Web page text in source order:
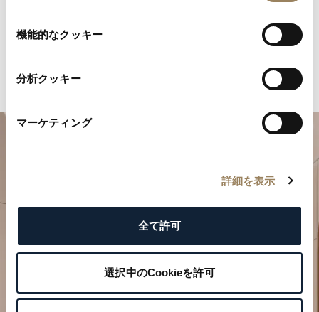
機能的なクッキー
分析クッキー
マーケティング
詳細を表示
全て許可
選択中のCookieを許可
特別なひとときを計画する
ブレゲの時計作品をぜひブティックでご覧ください。